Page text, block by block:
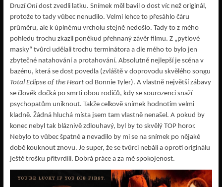
Druzí Onidost zvedli laťku. Snímek měl bavil o dost víc než originál,
protože to tady vůbec nenudilo. Velmi lehce to přesáhlo čáru
průměru, ale k úplnému vrcholu stejně nedošlo. Tady to z mého
pohledu trochu zkazil poněkud přehnaný závěr filmu. Z „pytlové
masky“ tvůrci udělali trochu terminátora a dle mého to bylo jen
zbytečné natahování a protahování. Absolutně nejlepší je scéna v
bazénu, která se dost povedla (zvláště v doprovodu skvělého songu
Total Eclipse of the Heartod Bonnie Tyler). A vlastně největší zábavy
se člověk dočká po smrti obou rodičů, kdy se sourozenci snaží
psychopatům uniknout. Takže celkově snímek hodnotím velmi
kladně. Žádná hluchá místa jsem tam vlastně nenašel. A pokud by
konec nebyl tak bláznivě zdlouhavý, byl by to skvělý TOP horor.
Nebylo to vůbec špatné a nevadilo by mi se na snímek po nějaké
době kouknout znovu. Je super, že se tvůrci nebáli a oproti originálu
ještě trošku přitvrdili. Dobrá práce a za mě spokojenost.